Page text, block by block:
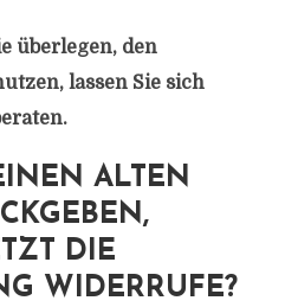
überlegen, den
lassen Sie sich
ALTEN
DIE
WIDERRUFE?